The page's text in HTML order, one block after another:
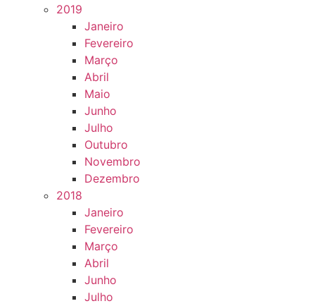
2019
Janeiro
Fevereiro
Março
Abril
Maio
Junho
Julho
Outubro
Novembro
Dezembro
2018
Janeiro
Fevereiro
Março
Abril
Junho
Julho